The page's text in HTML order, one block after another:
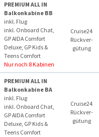
PREMIUM ALL IN
Balkonkabine BB
inkl. Flug
inkl. Onboard Chat,
GP AIDA Comfort
Deluxe, GP Kids &
Teens Comfort
Nur noch 8 Kabinen
Cruise24
Rückver­
gütung
PREMIUM ALL IN
Balkonkabine BA
inkl. Flug
inkl. Onboard Chat,
GP AIDA Comfort
Deluxe, GP Kids &
Teens Comfort
Cruise24
Rückver­
gütung